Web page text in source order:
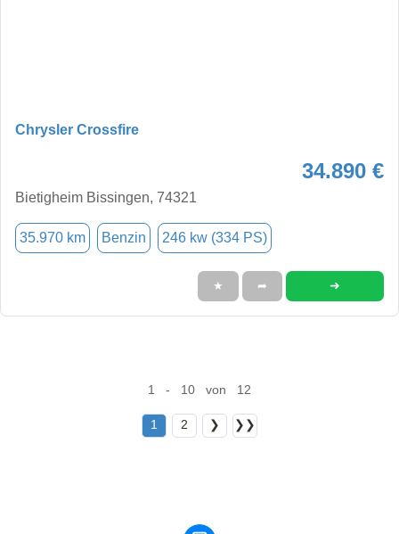
Chrysler Crossfire
34.890 €
Bietigheim Bissingen, 74321
35.970 km Benzin 246 kw (334 PS)
★ ➦ ➜
1 - 10 von 12
1 2 ❯ ❯❯